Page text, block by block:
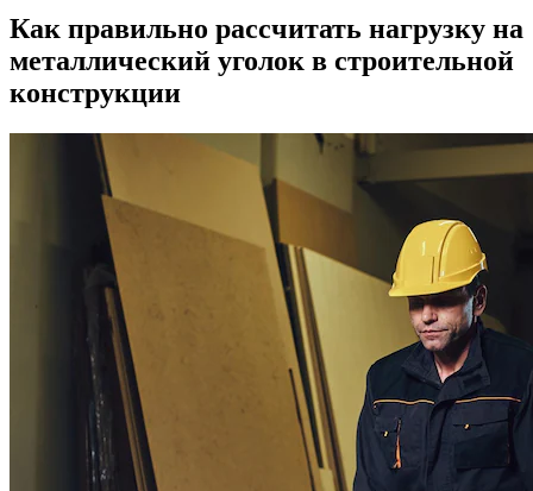
Как правильно рассчитать нагрузку на
металлический уголок в строительной
конструкции